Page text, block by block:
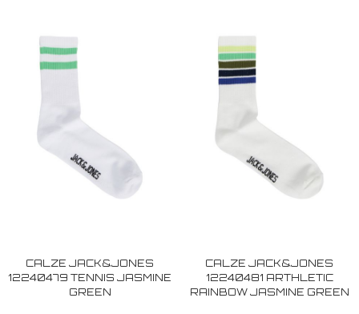
CALZE JACK&JONES
12240479 TENNIS JASMINE
GREEN
CALZE JACK&JONES
12240481 ARTHLETIC
RAINBOW JASMINE GREEN